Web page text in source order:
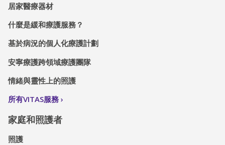
居家醫療器材
什麼是緩和療護服務？
基於病況的個人化療護計劃
安寧療護跨領域療護團隊
情緒與靈性上的照護
所有VITAS服務
家庭和照護者
照護